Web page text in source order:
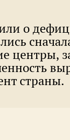
о
страны.